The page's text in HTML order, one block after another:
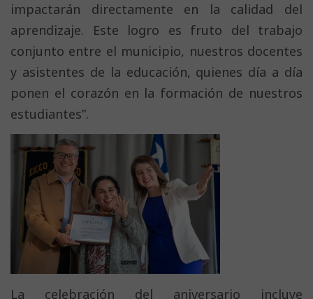
impactarán directamente en la calidad del
aprendizaje. Este logro es fruto del trabajo
conjunto entre el municipio, nuestros docentes
y asistentes de la educación, quienes día a día
ponen el corazón en la formación de nuestros
estudiantes”.
La celebración del aniversario incluye